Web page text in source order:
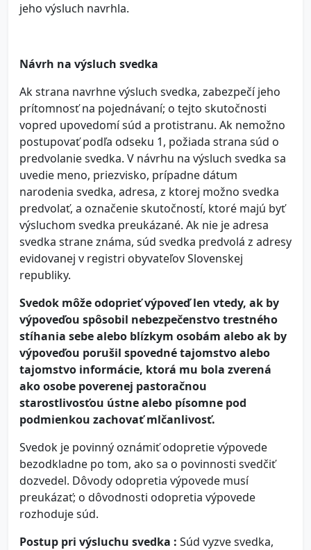
jeho výsluch navrhla.
Návrh na výsluch svedka
Ak strana navrhne výsluch svedka, zabezpečí jeho
prítomnosť na pojednávaní; o tejto skutočnosti
vopred upovedomí súd a protistranu. Ak nemožno
postupovať podľa odseku 1, požiada strana súd o
predvolanie svedka. V návrhu na výsluch svedka sa
uvedie meno, priezvisko, prípadne dátum
narodenia svedka, adresa, z ktorej možno svedka
predvolať, a označenie skutočností, ktoré majú byť
výsluchom svedka preukázané. Ak nie je adresa
svedka strane známa, súd svedka predvolá z adresy
evidovanej v registri obyvateľov Slovenskej
republiky.
Svedok môže odoprieť výpoveď len vtedy, ak by
výpoveďou spôsobil nebezpečenstvo trestného
stíhania sebe alebo blízkym osobám alebo ak by
výpoveďou porušil spovedné tajomstvo alebo
tajomstvo informácie, ktorá mu bola zverená
ako osobe poverenej pastoračnou
starostlivosťou ústne alebo písomne pod
podmienkou zachovať mlčanlivosť.
Svedok je povinný oznámiť odopretie výpovede
bezodkladne po tom, ako sa o povinnosti svedčiť
dozvedel. Dôvody odopretia výpovede musí
preukázať; o dôvodnosti odopretia výpovede
rozhoduje súd.
Postup pri výsluchu svedka : Súd vyzve svedka,